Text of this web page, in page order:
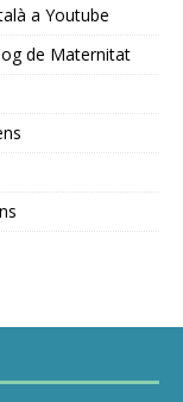
a Youtube
de Maternitat